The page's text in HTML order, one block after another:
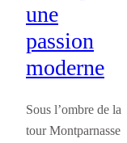
une
passion
moderne
Sous l’ombre de la
tour Montparnasse